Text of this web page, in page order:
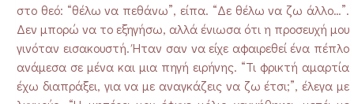
στο θεό: “θέλω να πεθάνω”, είπα. “Δε θέλω να ζω άλλο…”.
Δεν μπορώ να το εξηγήσω, αλλά ένιωσα ότι η προσευχή μου
γινόταν εισακουστή. Ήταν σαν να είχε αφαιρεθεί ένα πέπλο
ανάμεσα σε μένα και μια πηγή ειρήνης. “Τι φρικτή αμαρτία
έχω διαπράξει, για να με αναγκάζεις να ζω έτσι;”, έλεγα με